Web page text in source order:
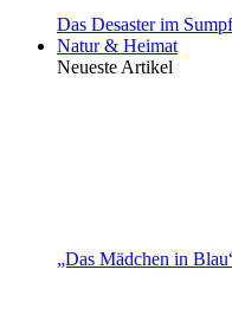
Das Desaster im
Natur & Heimat
Neueste Artikel
„Das Mädchen in